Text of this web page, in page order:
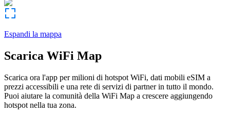
Espandi la mappa
Scarica WiFi Map
Scarica ora l'app per milioni di hotspot WiFi, dati mobili eSIM a
prezzi accessibili e una rete di servizi di partner in tutto il mondo.
Puoi aiutare la comunità della WiFi Map a crescere aggiungendo
hotspot nella tua zona.